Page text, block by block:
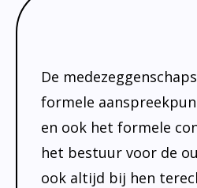
Het Team
Privacy
Contact
Klachtenregeling
Verbouwing
Onderwijs dat past
Centrum voor jeugd
Brugfunctionaris
Actueel
Social Schools App
Contact
De
formele
en ook het formele
het bestuur voor de
ook altijd bij hen